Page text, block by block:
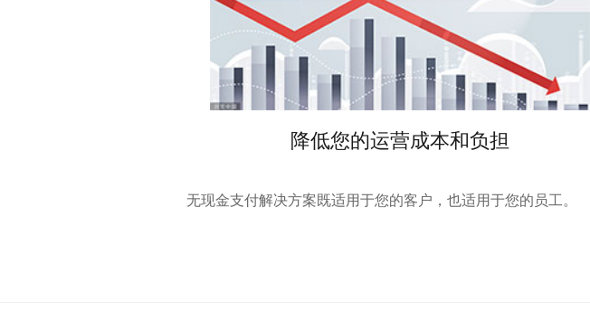
降低您的运营成本和负担
无现金支付解决方案既适用于您的客户，也适用于您的员工。